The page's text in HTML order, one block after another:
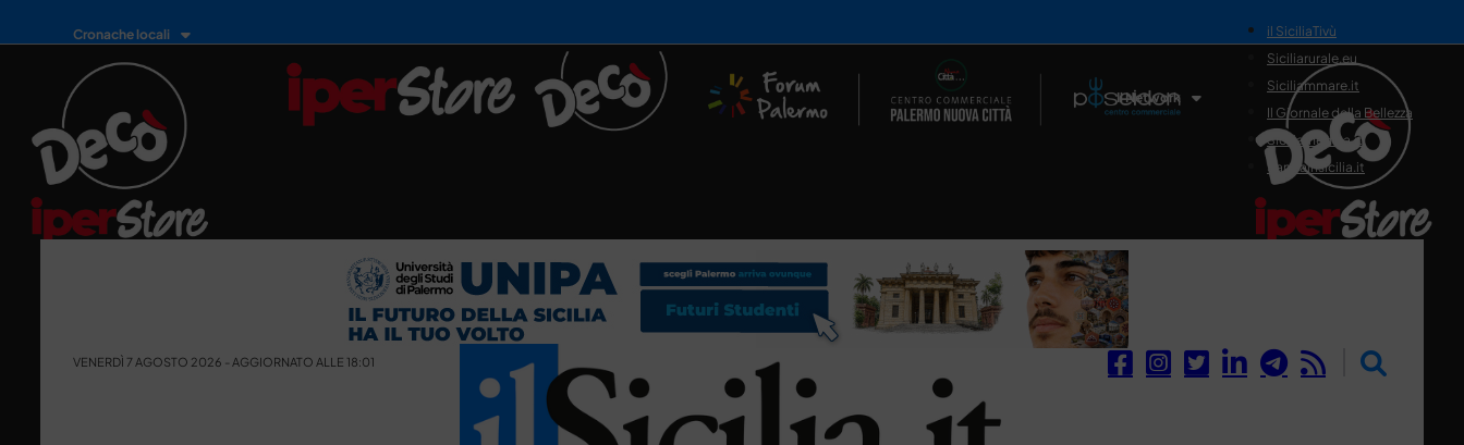
Cronache locali
Il Network
il SiciliaTivù
Siciliarurale.eu
Siciliammare.it
Il Giornale della Bellezza
Siciliamedica.it
Sanitainsicilia.it
VENERDÌ 7 AGOSTO 2026 - AGGIORNATO ALLE 18:01